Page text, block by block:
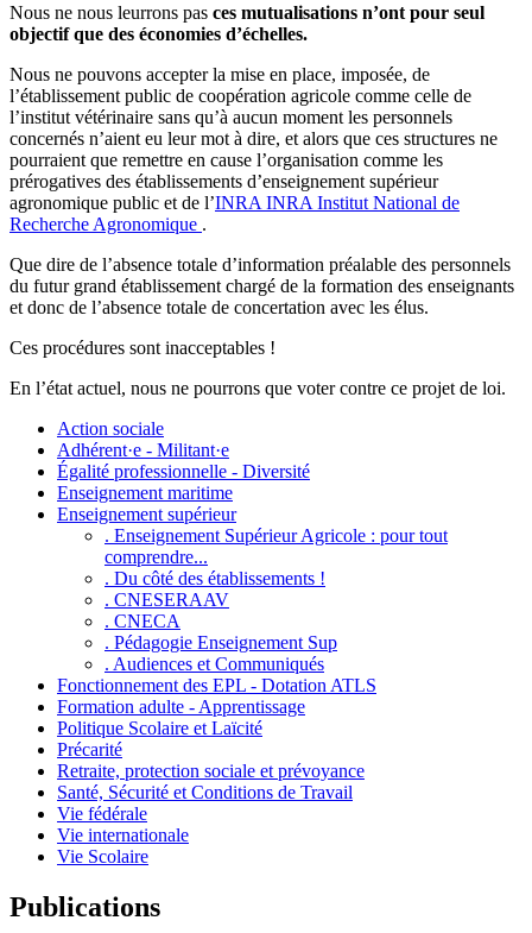
Nous ne nous leurrons pas ces mutualisations n’ont pour seul
objectif que des économies d’échelles.
Nous ne pouvons accepter la mise en place, imposée, de
l’établissement public de coopération agricole comme celle de
l’institut vétérinaire sans qu’à aucun moment les personnels
concernés n’aient eu leur mot à dire, et alors que ces structures ne
pourraient que remettre en cause l’organisation comme les
prérogatives des établissements d’enseignement supérieur
agronomique public et de l’INRA INRA Institut National de
Recherche Agronomique .
Que dire de l’absence totale d’information préalable des personnels
du futur grand établissement chargé de la formation des enseignants
et donc de l’absence totale de concertation avec les élus.
Ces procédures sont inacceptables !
En l’état actuel, nous ne pourrons que voter contre ce projet de loi.
Action sociale
Adhérent·e - Militant·e
Égalité professionnelle - Diversité
Enseignement maritime
Enseignement supérieur
. Enseignement Supérieur Agricole : pour tout
comprendre...
. Du côté des établissements !
. CNESERAAV
. CNECA
. Pédagogie Enseignement Sup
. Audiences et Communiqués
Fonctionnement des EPL - Dotation ATLS
Formation adulte - Apprentissage
Politique Scolaire et Laïcité
Précarité
Retraite, protection sociale et prévoyance
Santé, Sécurité et Conditions de Travail
Vie fédérale
Vie internationale
Vie Scolaire
Publications